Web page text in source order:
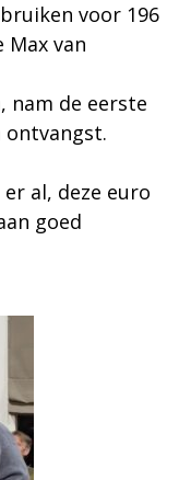
voor 196
Max van
nam de eerste
ontvangst.
al, deze euro
goed